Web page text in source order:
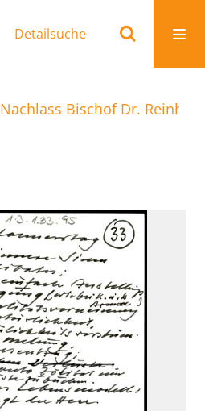
Detailsuche
Nachlass Bischof Dr.